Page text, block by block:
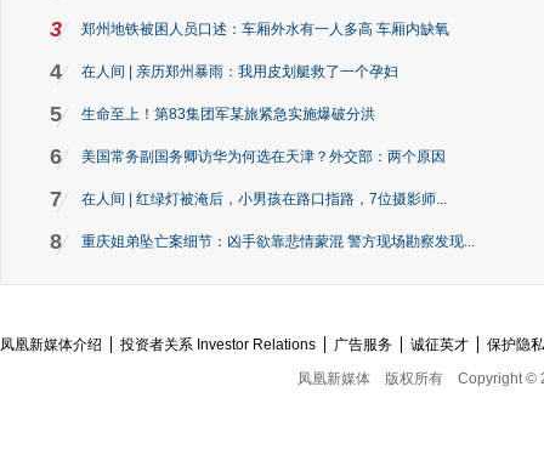
3 郑州地铁被困人员口述：车厢外水有一人多高 车厢内缺氧
4 在人间 | 亲历郑州暴雨：我用皮划艇救了一个孕妇
5 生命至上！第83集团军某旅紧急实施爆破分洪
6 美国常务副国务卿访华为何选在天津？外交部：两个原因
7 在人间 | 红绿灯被淹后，小男孩在路口指路，7位摄影师...
8 重庆姐弟坠亡案细节：凶手欲靠悲情蒙混 警方现场勘察发现...
凤凰新媒体介绍 投资者关系 Investor Relations 广告服务 诚征英才
保护隐
凤凰新媒体
版权所有 Copyright ©